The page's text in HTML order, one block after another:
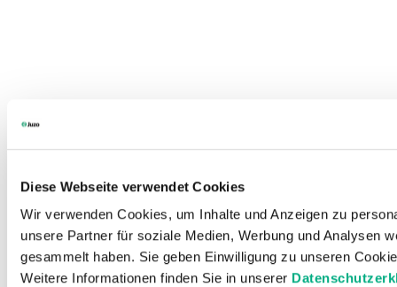
Diese Webseite verwendet Cookies
Wir verwenden Cookies, um Inhalte und Anzeigen zu
unsere Partner für soziale Medien, Werbung und Analysen
gesammelt haben. Sie geben Einwilligung zu unseren
Weitere Informationen finden Sie in unserer